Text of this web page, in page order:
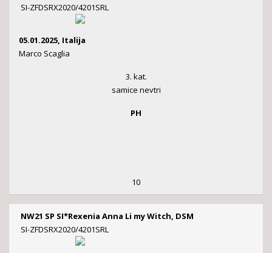
SI-ZFDSRX2020/4201SRL
05.01.2025, Italija
Marco Scaglia
3. kat.
samice nevtri
PH
10
NW21 SP SI*Rexenia Anna Li my Witch, DSM
SI-ZFDSRX2020/4201SRL